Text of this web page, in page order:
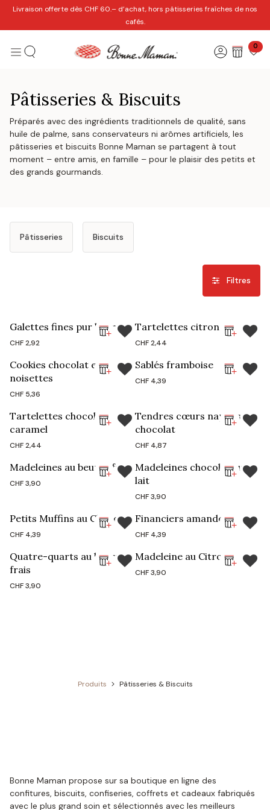
Se rendre au contenu
Livraison offerte dès CHF 60.– d’achat, hors pâtisseries fraîches de nos
cafés.
0
Pâtisseries & Biscuits
Préparés avec des ingrédients traditionnels de qualité, sans
huile de palme, sans conservateurs ni arômes artificiels, les
pâtisseries et biscuits Bonne Maman se partagent à tout
moment – entre amis, en famille – pour le plaisir des petits et
des grands gourmands.
Pâtisseries Biscuits
Filtres
Galettes fines pur beurre
CHF2,92
Tartelettes citron
CHF2,44
Cookies chocolat et
noisettes
CHF 5,36
Sablés framboise
CHF 4,39
Tartelettes chocolats
caramel
CHF2,44
Tendres cœurs nappés au
chocolat
CHF 4,87
Madeleines au beurre frais
CHF3,90
Madeleines chocolat au
lait
CHF3,90
Petits Muffins au Chocolat
CHF 4,39
Financiers amandes
CHF 4,39
Quatre-quarts au beurre
frais
CHF3,90
Madeleine au Citron
CHF3,90
Produits Pâtisseries & Biscuits
Bonne Maman propose sur sa boutique en ligne des
confitures, biscuits, confiseries, coffrets et cadeaux fabriqués
avec le plus grand soin et sélectionnés avec les meilleurs